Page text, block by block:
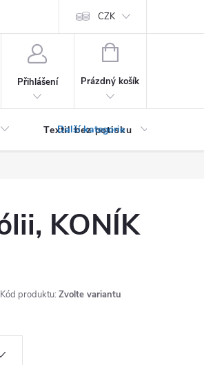
Podmínky ochrany osobních údajů
CZK
Přihlášení
NÁKUPNÍ
Prázdný košík
Textil bez potisku
KONÍK
Kód produktu: Zvolte variantu